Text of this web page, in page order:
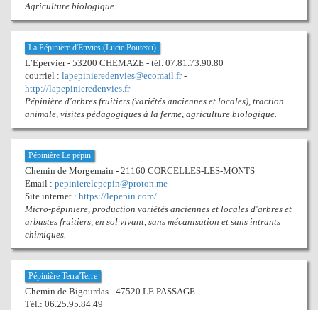
Agriculture biologique
La Pépinière d'Envies (Lucie Pouteau)
L’Epervier - 53200 CHEMAZE - tél. 07.81.73.90.80
courriel : lapepinieredenvies@ecomail.fr-
http://lapepinieredenvies.fr
Pépinière d'arbres fruitiers (variétés anciennes et locales), traction
animale, visites pédagogiques à la ferme, agriculture biologique.
Pépinière Le pépin
Chemin de Morgemain - 21160 CORCELLES-LES-MONTS
Email : pepinierelepepin@proton.me
Site internet : https://lepepin.com/
Micro-pépiniere, production variétés anciennes et locales d'arbres et
arbustes fruitiers, en sol vivant, sans mécanisation et sans intrants
chimiques.
Pépinière Terra'Terre
Chemin de Bigourdas - 47520 LE PASSAGE
Tél.: 06.25.95.84.49